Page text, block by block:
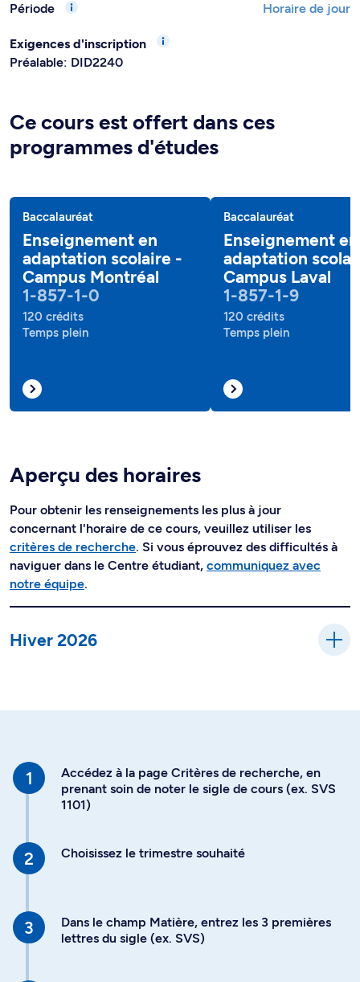
Période
Horaire de jour
Exigences d'inscription
Préalable: DID2240
Ce cours est offert dans ces
programmes d'études
Baccalauréat
Enseignement en
adaptation scolaire -
Campus Montréal
1-857-1-0
120 crédits
Temps plein
Baccalauréat
Enseignement en
adaptation
Campus Laval
1-857-1-9
120 crédits
Temps plein
Aperçu des horaires
Pour obtenir les renseignements les plus à jour
concernant l'horaire de ce cours, veuillez utiliser les
critères de recherche. Si vous éprouvez des difficultés à
naviguer dans le Centre étudiant, communiquez avec
notre équipe.
Hiver 2026
Accédez à la page Critères de recherche, en
prenant soin de noter le sigle de cours (ex. SVS
1101)
Choisissez le trimestre souhaité
Dans le champ Matière, entrez les 3 premières
lettres du sigle (ex. SVS)